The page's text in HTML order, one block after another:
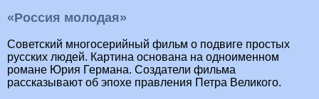
«Россия молодая»
Советский многосерийный фильм о подвиге простых
русских людей. Картина основана на одноименном
романе Юрия Германа. Создатели фильма
рассказывают об эпохе правления Петра Великого.